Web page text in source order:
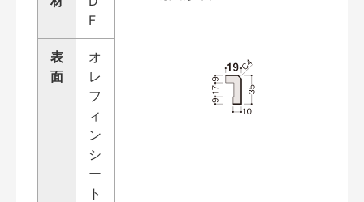
F
表
面
オ
レ
フ
ィ
ン
シ
ー
ト